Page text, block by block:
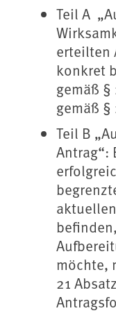
Teil A
erteilten
konkret
gemäß
gemäß
Teil B
Antrag“:
möchte,
21